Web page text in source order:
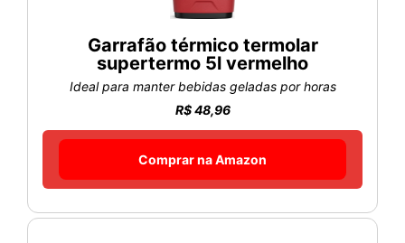
Garrafão térmico termolar
supertermo 5l vermelho
Ideal para manter bebidas geladas por horas
R$ 48,96
Comprar na Amazon